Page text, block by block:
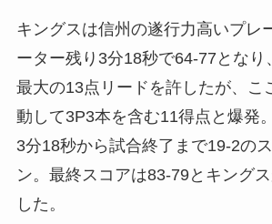
キングスは信州の遂行力高いプレ
ーター残り3分18秒で64-77となり
最大の13点リードを許したが、こ
動して3P3本を含む11得点と爆発
3分18秒から試合終了まで19-2の
ン。最終スコアは83-79とキング
した。